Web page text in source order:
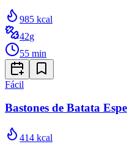
985 kcal
42g
55 min
Fácil
Bastones de Batata
414 kcal